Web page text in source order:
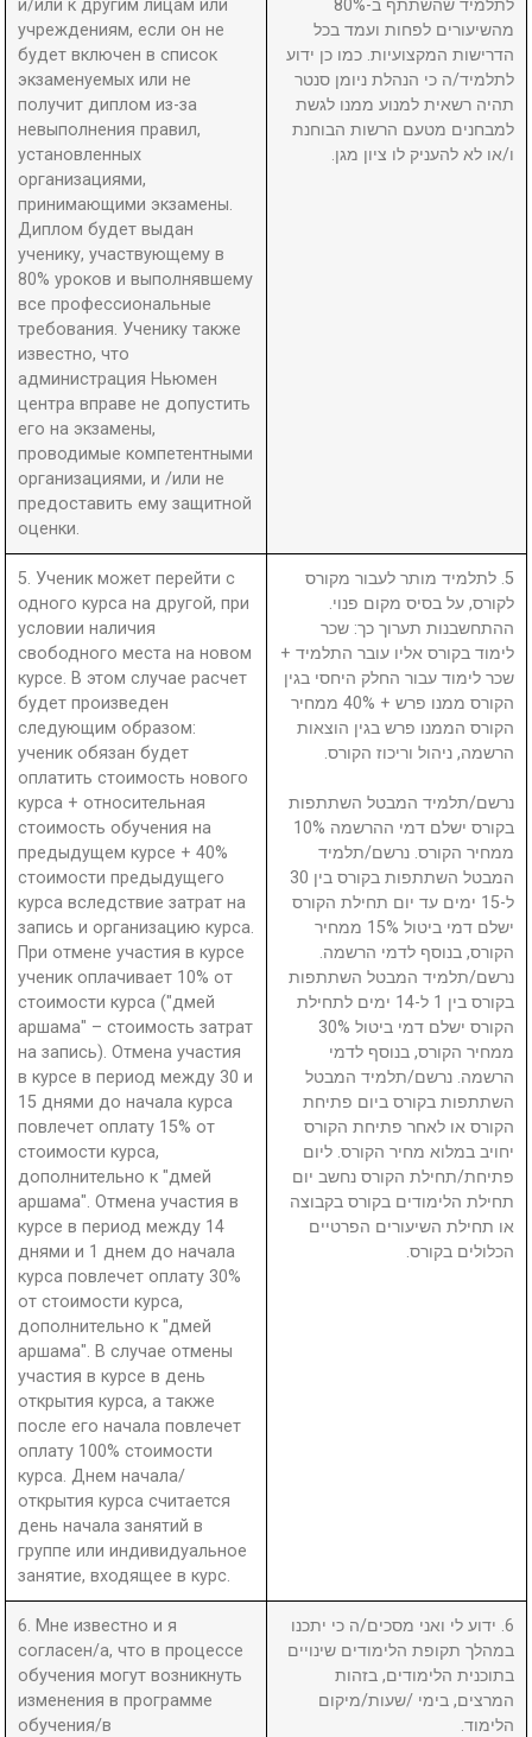
и/или к другим лицам или
учреждениям, если он не
будет включен в список
экзаменуемых или не
получит диплом из-за
невыполнения правил,
установленных
организациями,
принимающими экзамены.
Диплом будет выдан
ученику, участвующему в
80% уроков и выполнявшему
все профессиональные
требования. Ученику также
известно, что
администрация Ньюмен
центра вправе не допустить
его на экзамены,
проводимые компетентными
организациями, и /или не
предоставить ему защитной
оценки.
לתלמיד שהשתתף ב-80%
מהשיעורים לפחות ועמד בכל
הדרישות המקצועיות. כמו כן ידוע
לתלמיד/ה כי הנהלת ניומן סנטר
תהיה רשאית למנוע ממנו לגשת
למבחנים מטעם הרשות הבוחנת
ו/או לא להעניק לו ציון מגן.
5. Ученик может перейти с
одного курса на другой, при
условии наличия
свободного места на новом
курсе. В этом случае расчет
будет произведен
следующим образом:
ученик обязан будет
оплатить стоимость нового
курса + относительная
стоимость обучения на
предыдущем курсе + 40%
стоимости предыдущего
курса вследствие затрат на
запись и организацию курса.
При отмене участия в курсе
ученик оплачивает 10% от
стоимости курса ("дмей
аршама" – стоимость затрат
на запись). Отмена участия
в курсе в период между 30 и
15 днями до начала курса
повлечет оплату 15% от
стоимости курса,
дополнительно к "дмей
аршама". Отмена участия в
курсе в период между 14
днями и 1 днем до начала
курса повлечет оплату 30%
от стоимости курса,
дополнительно к "дмей
аршама". В случае отмены
участия в курсе в день
открытия курса, а также
после его начала повлечет
оплату 100% стоимости
курса. Днем начала/
открытия курса считается
день начала занятий в
группе или индивидуальное
занятие, входящее в курс.
5. לתלמיד מותר לעבור מקורס
לקורס, על בסיס מקום פנוי.
ההתחשבנות תערוך כך: שכר
לימוד בקורס אליו עובר התלמיד +
שכר לימוד עבור החלק היחסי בגין
הקורס ממנו פרש + 40% ממחיר
הקורס הממנו פרש בגין הוצאות
הרשמה, ניהול וריכוז הקורס.
נרשם/תלמיד המבטל השתתפות
בקורס ישלם דמי ההרשמה 10%
ממחיר הקורס. נרשם/תלמיד
המבטל השתתפות בקורס בין 30
ל-15 ימים עד יום תחילת הקורס
ישלם דמי ביטול 15% ממחיר
הקורס, בנוסף לדמי הרשמה.
נרשם/תלמיד המבטל השתתפות
בקורס בין 1 ל-14 ימים לתחילת
הקורס ישלם דמי ביטול 30%
ממחיר הקורס, בנוסף לדמי
הרשמה. נרשם/תלמיד המבטל
השתתפות בקורס ביום פתיחת
הקורס או לאחר פתיחת הקורס
יחויב במלוא מחיר הקורס. ליום
פתיחת/תחילת הקורס נחשב יום
תחילת הלימודים בקורס בקבוצה
או תחילת השיעורים הפרטיים
הכלולים בקורס.
6. Мне известно и я
согласен/а, что в процессе
обучения могут возникнуть
изменения в программе
обучения/в
6. ידוע לי ואני מסכים/ה כי יתכנו
במהלך תקופת הלימודים שינויים
בתוכנית הלימודים, בזהות
המרצים, בימי /שעות/מיקום
הלימוד.